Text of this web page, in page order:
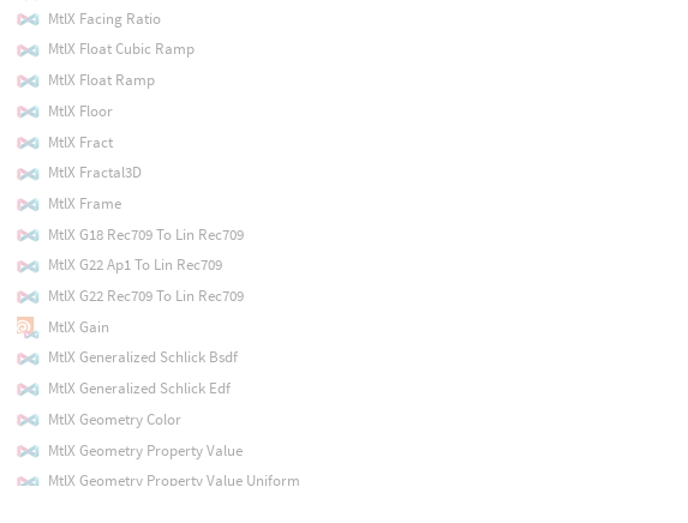
MtlX Facing Ratio
MtlX Float Cubic Ramp
MtlX Float Ramp
MtlX Floor
MtlX Fract
MtlX Fractal3D
MtlX Frame
MtlX G18 Rec709 To Lin Rec709
MtlX G22 Ap1 To Lin Rec709
MtlX G22 Rec709 To Lin Rec709
MtlX Gain
MtlX Generalized Schlick Bsdf
MtlX Generalized Schlick Edf
MtlX Geometry Color
MtlX Geometry Property Value
MtlX Geometry Property Value Uniform